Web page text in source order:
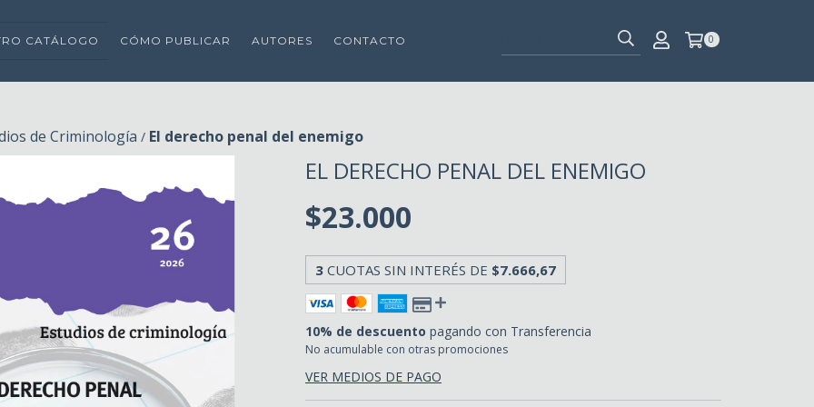
CATÁLOGO CÓMO PUBLICAR AUTORES CONTACTO 0
de Criminología / El derecho penal del enemigo
EL DERECHO PENAL DEL ENEMIGO
$23.000
3 CUOTAS SIN INTERÉS DE $7.666,67
10% de descuento pagando con Transferencia
No acumulable con otras promociones
VER MEDIOS DE PAGO